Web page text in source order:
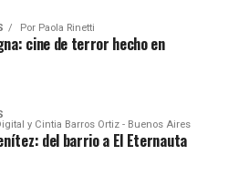
Por Paola Rinetti
cine de terror hecho en
y Cintia Barros Ortiz - Buenos Aires
del barrio a El Eternauta